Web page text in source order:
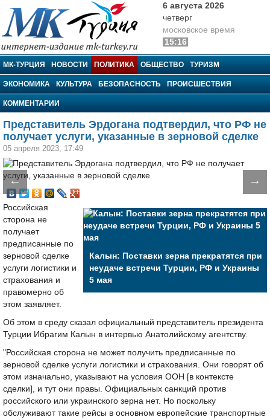
МК-Турция
6 августа 2026
четверг
московское время
15:16
МК-ТУРЦИЯ НОВОСТИ ПОЛИТИКА ОБЩЕСТВО ТУРИЗМ
ЭКОНОМИКА КУЛЬТУРА БЕЗОПАСНОСТЬ ПРОИСШЕСТВИЯ
КОММЕНТАРИИ
Представитель Эрдогана подтвердил, что РФ не
получает услуги, указанные в зерновой сделке
05 апреля 2023, 17:49
← →
Калын: Поставки зерна прекратятся при
неудаче встречи Турции, РФ и Украины
5 мая
Российская
сторона не
получает
предписанные по
зерновой сделке
услуги логистики и
страхования и
правомерно об
этом заявляет.
Об этом в среду сказал официальный представитель президента
Турции Ибрагим Калын в интервью Анатолийскому агентству.
"Российская сторона не может получить предписанные по
зерновой сделке услуги логистики и страхования. Они говорят об
этом изначально, указывают на условия ООН [в контексте
сделки], и тут они правы. Официальных санкций против
российского или украинского зерна нет. Но поскольку
обслуживают такие рейсы в основном европейские транспортные